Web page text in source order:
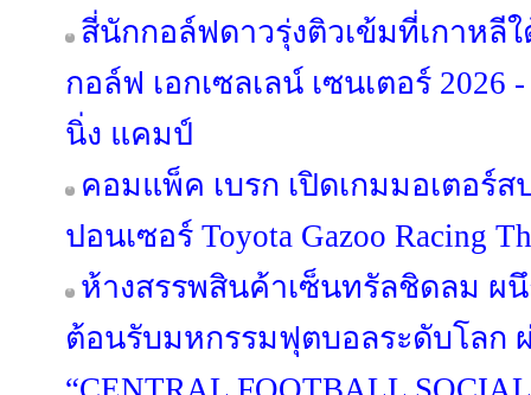
สี่นักกอล์ฟดาวรุ่งติวเข้มที่เกาหลีใ
กอล์ฟ เอกเซลเลน์ เซนเตอร์ 2026
นิ่ง แคมป์
คอมแพ็ค เบรก เปิดเกมมอเตอร์ส
ปอนเซอร์ Toyota Gazoo Racing
ห้างสรรพสินค้าเซ็นทรัลชิดลม ผนึ
ต้อนรับมหกรรมฟุตบอลระดับโลก